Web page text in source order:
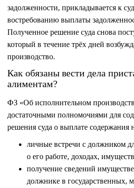
задолженности, прикладывается к
востребованию выплаты
Полученное решение суда снова
который в течение трёх дней
производство.
Как обязаны вести дела
алиментам?
ФЗ «Об исполнительном
достаточными полномочиями для
решения суда о выплате содержания
личные встречи с должником
о его работе, доходах,
получение сведений
должнике в государственных,